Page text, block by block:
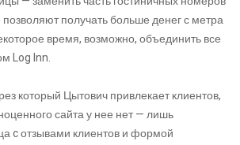
получать больше денег с метра
время, возможно, объединить все
Log Inn.
который Цытович привлекает клиентов,
сайта у нее нет — лишь
c отзывами клиентов и формой